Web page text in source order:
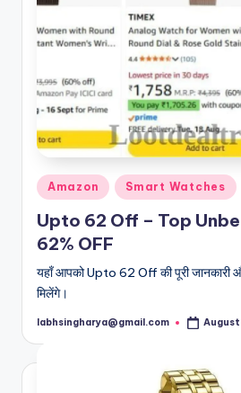
Posted
in
Amazon Smart Watches
Upto 62 Off – Top
62% OFF
यहाँ आपको Upto 62 Off की पूरी जानकारी
मिलेंगे।
Posted
labhsingharya@gmail.com